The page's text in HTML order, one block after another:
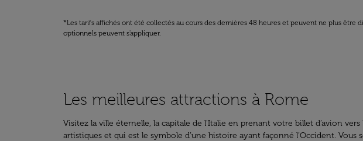
*Les tarifs affichés ont été collectés au cours des dernières 48 heures et peuvent ne plus
optionnels peuvent s'appliquer.
Les meilleures attractions à Rome
Visitez la ville éternelle, la capitale de l'Italie en prenant votre billet d’avion
artistiques et qui est le symbole d’une histoire ayant façonné l’Occident.